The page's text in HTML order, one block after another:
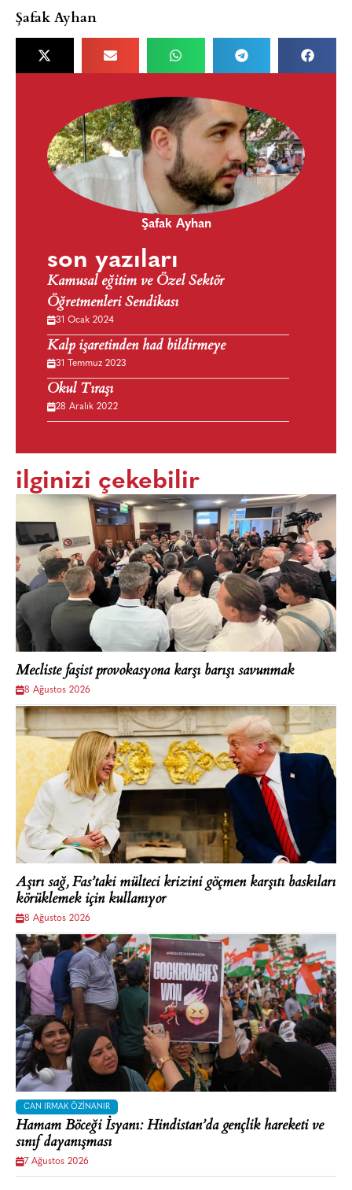
Şafak Ayhan
Şafak Ayhan
son yazıları
Kamusal eğitim ve Özel Sektör
Öğretmenleri Sendikası
31 Ocak 2024
Kalp işaretinden had bildirmeye
31 Temmuz 2023
Okul Tıraşı
28 Aralık 2022
ilginizi çekebilir
Mecliste faşist provokasyona karşı barışı savunmak
8 Ağustos 2026
Aşırı sağ, Fas’taki mülteci krizini göçmen karşıtı baskıları
körüklemek için kullanıyor
8 Ağustos 2026
CAN IRMAK ÖZINANIR
Hamam Böceği İsyanı: Hindistan’da gençlik hareketi ve
sınıf dayanışması
7 Ağustos 2026